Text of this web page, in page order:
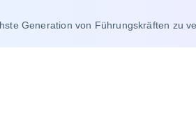
Generation von Führungskräften zu